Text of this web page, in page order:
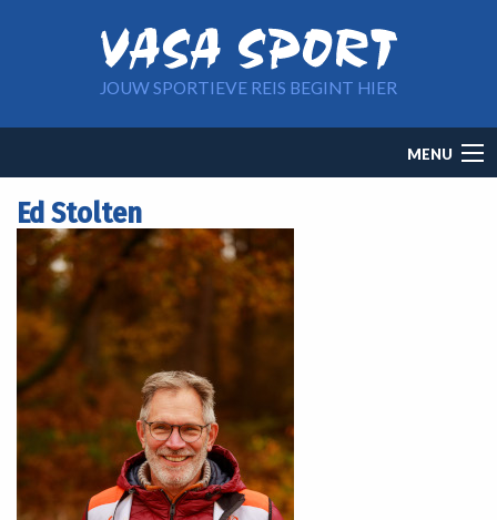
JOUW SPORTIEVE REIS BEGINT HIER
navigation
MENU
Ed Stolten